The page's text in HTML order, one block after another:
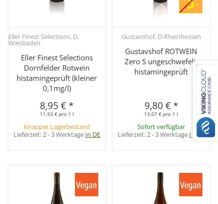
Eller Finest Selections, D,
Wiesbaden
Eller Finest Selections
Dornfelder Rotwein
histamingeprüft (kleiner
0,1mg/l)
8,95 € *
11,93 € pro 1 l
Knapper Lagerbestand
Lieferzeit:2 - 3 Werktage In DE
Gustavshof, D-Rheinhessen
Gustavshof ROTWEIN
Zero S ungeschwefelt,
histamingeprüft
9,80 € *
13,07 € pro 1 l
Sofort verfügbar
Lieferzeit:2 - 3 Werktage In DE